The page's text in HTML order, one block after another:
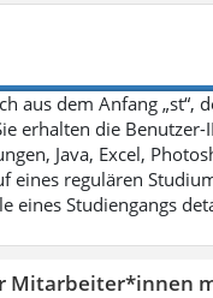
aus dem Anfang „st“,
erhalten die
Java, Excel,
eines regulären
eines Studiengangs
Mitarbeiter*innen